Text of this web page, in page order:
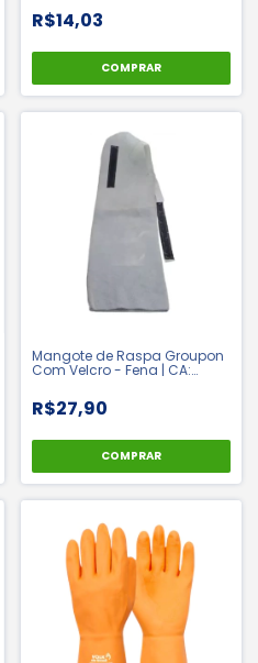
R$14,03
COMPRAR
Mangote de Raspa Groupon
Com Velcro - Fena | CA:
R$27,90
COMPRAR